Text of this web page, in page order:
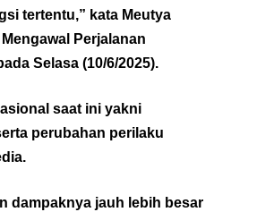
tertentu,” kata Meutya
Perjalanan
Selasa (10/6/2025).
saat ini yakni
perubahan perilaku
dampaknya jauh lebih besar